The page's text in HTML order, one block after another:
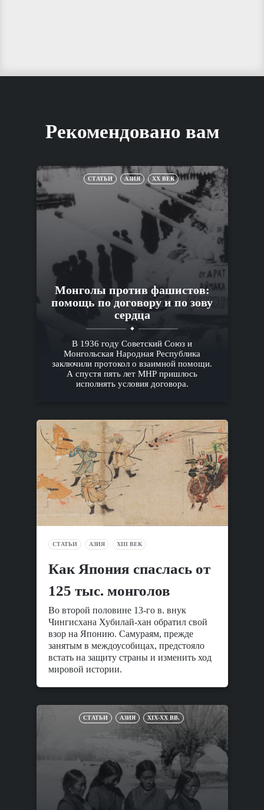
Рекомендовано вам
СТАТЬИ АЗИЯ XX ВЕК
Монголы против фашистов:
помощь по договору и по зову
сердца
В 1936 году Советский Союз и
Монгольская Народная Республика
заключили протокол о взаимной помощи.
А спустя пять лет МНР пришлось
исполнять условия договора.
СТАТЬИ АЗИЯ XIII ВЕК
Как Япония спаслась от
125 тыс. монголов
Во второй половине 13-го в. внук
Чингисхана Хубилай-хан обратил свой
взор на Японию. Самураям, прежде
занятым в междоусобицах, предстояло
встать на защиту страны и изменить ход
мировой истории.
СТАТЬИ АЗИЯ XIX-XX ВВ.